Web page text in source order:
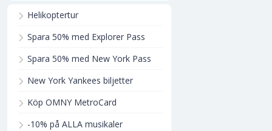
Helikoptertur
Spara 50% med Explorer Pass
Spara 50% med New York Pass
New York Yankees biljetter
Köp OMNY MetroCard
-10% på ALLA musikaler